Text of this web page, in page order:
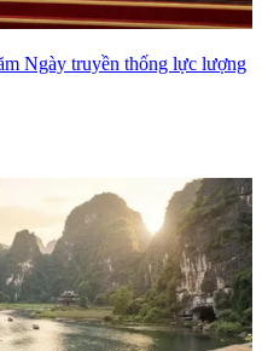
Ngày truyền thống lực lượng